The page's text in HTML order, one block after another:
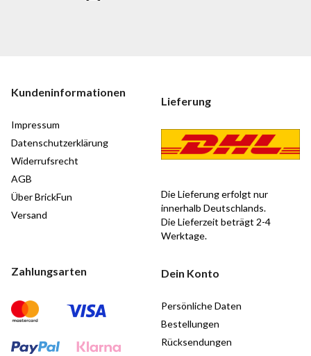
Kundeninformationen
Impressum
Datenschutzerklärung
Widerrufsrecht
AGB
Über BrickFun
Versand
Lieferung
Die Lieferung erfolgt nur
innerhalb Deutschlands.
Die Lieferzeit beträgt 2-4
Werktage.
Zahlungsarten Dein Konto
Persönliche Daten
Bestellungen
Rücksendungen